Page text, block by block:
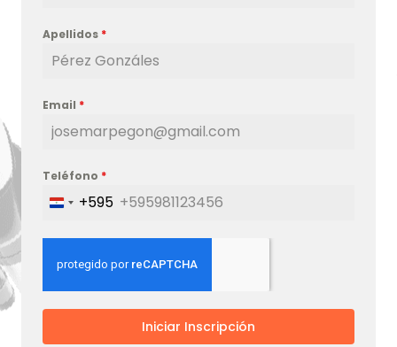
Apellidos *
Email *
Teléfono *
Paraguay
+595
+595
Iniciar Inscripción